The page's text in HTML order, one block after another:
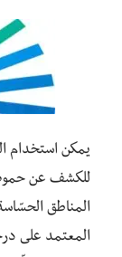
يمكن استخدام
للكشف عن
المناطق
المعتمد على